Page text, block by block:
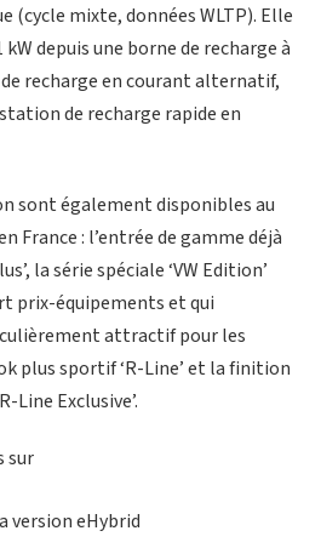
mixte, données WLTP). Elle
depuis une borne de recharge à
recharge en courant alternatif,
de recharge rapide en
sont également disponibles au
France : l’entrée de gamme déjà
la série spéciale ‘VW Edition’
prix-équipements et qui
attractif pour les
plus sportif ‘R-Line’ et la finition
Line Exclusive’.
sur
version eHybrid